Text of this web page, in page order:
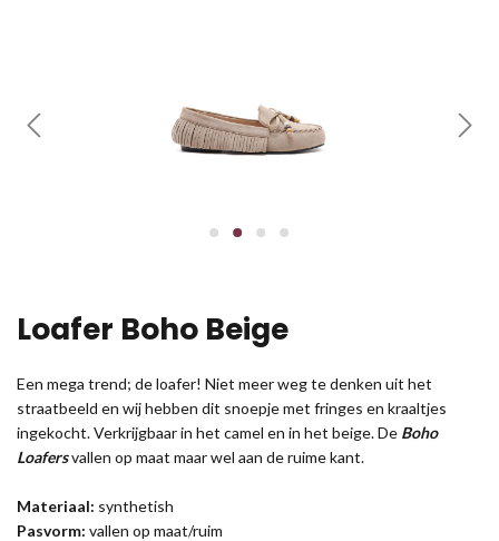
Loafer Boho Beige
Een mega trend; de loafer! Niet meer weg te denken uit het
straatbeeld en wij hebben dit snoepje met fringes en kraaltjes
ingekocht. Verkrijgbaar in het camel en in het beige. De Boho
Loafersvallen op maat maar wel aan de ruime kant.
Materiaal: synthetish
Pasvorm: vallen op maat/ruim